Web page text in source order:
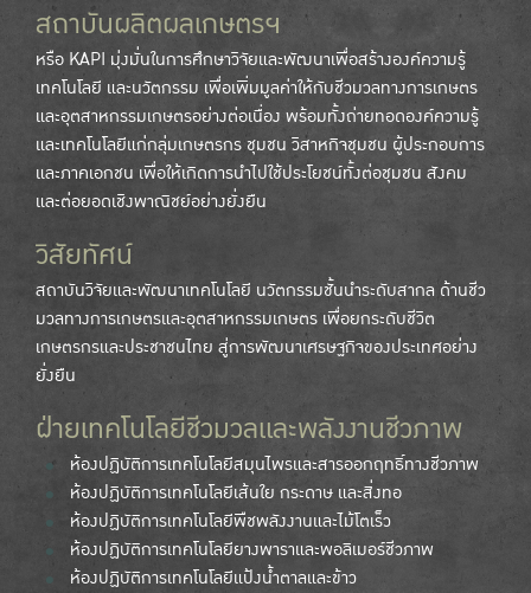
สถาบันผลิตผลเกษตรฯ
หรือ KAPI มุ่งมั่นในการศึกษาวิจัยและพัฒนาเพื่อสร้างองค์ความรู้
เทคโนโลยี และนวัตกรรม เพื่อเพิ่มมูลค่าให้กับชีวมวลทางการเกษตร
และอุตสาหกรรมเกษตรอย่างต่อเนื่อง พร้อมทั้งถ่ายทอดองค์ความรู้
และเทคโนโลยีแก่กลุ่มเกษตรกร ชุมชน วิสาหกิจชุมชน ผู้ประกอบการ
และภาคเอกชน เพื่อให้เกิดการนำไปใช้ประโยชน์ทั้งต่อชุมชน สังคม
และต่อยอดเชิงพาณิชย์อย่างยั่งยืน
วิสัยทัศน์
สถาบันวิจัยและพัฒนาเทคโนโลยี นวัตกรรมชั้นนำระดับสากล ด้านชีว
มวลทางการเกษตรและอุตสาหกรรมเกษตร เพื่อยกระดับชีวิต
เกษตรกรและประชาชนไทย สู่การพัฒนาเศรษฐกิจของประเทศอย่าง
ยั่งยืน
ฝ่ายเทคโนโลยีชีวมวลและพลังงานชีวภาพ
ห้องปฏิบัติการเทคโนโลยีสมุนไพรและสารออกฤทธิ์ทางชีวภาพ
ห้องปฏิบัติการเทคโนโลยีเส้นใย กระดาษ และสิ่งทอ
ห้องปฏิบัติการเทคโนโลยีพืชพลังงานและไม้โตเร็ว
ห้องปฏิบัติการเทคโนโลยียางพาราและพอลิเมอร์ชีวภาพ
ห้องปฏิบัติการเทคโนโลยีแป้งน้ำตาลและข้าว